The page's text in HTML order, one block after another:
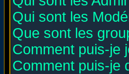
Qui sont les
Que sont les
Comment puis-je
Comment puis-je